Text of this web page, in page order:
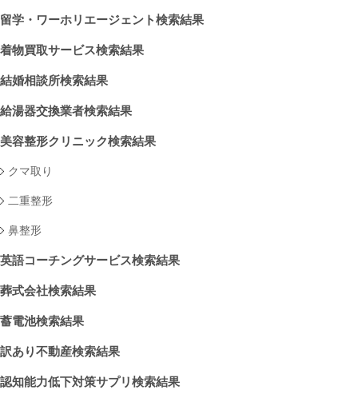
留学・ワーホリエージェント検索結果
着物買取サービス検索結果
結婚相談所検索結果
給湯器交換業者検索結果
美容整形クリニック検索結果
クマ取り
二重整形
鼻整形
英語コーチングサービス検索結果
葬式会社検索結果
蓄電池検索結果
訳あり不動産検索結果
認知能力低下対策サプリ検索結果